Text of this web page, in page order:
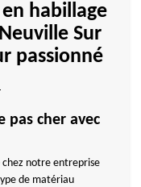
habillage
Sur
passionné
pas cher avec
chez notre entreprise
de matériau